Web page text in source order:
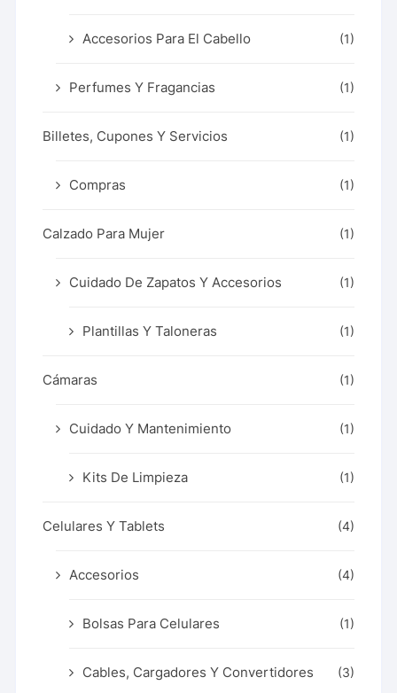
Accesorios Para El Cabello (1)
Perfumes Y Fragancias (1)
Billetes, Cupones Y Servicios (1)
Compras (1)
Calzado Para Mujer (1)
Cuidado De Zapatos Y Accesorios (1)
Plantillas Y Taloneras (1)
Cámaras (1)
Cuidado Y Mantenimiento (1)
Kits De Limpieza (1)
Celulares Y Tablets (4)
Accesorios (4)
Bolsas Para Celulares (1)
Cables, Cargadores Y Convertidores (3)